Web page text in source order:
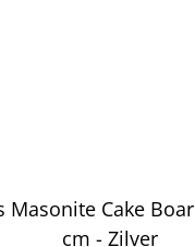
Masonite Cake
cm - Zilver